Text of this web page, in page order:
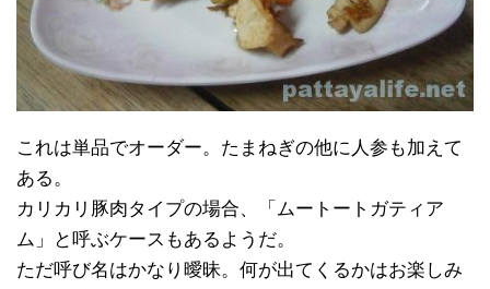
これは単品でオーダー。たまねぎの他に人参も加えて
ある。
カリカリ豚肉タイプの場合、「ムートートガティア
ム」と呼ぶケースもあるようだ。
ただ呼び名はかなり曖昧。何が出てくるかはお楽しみ